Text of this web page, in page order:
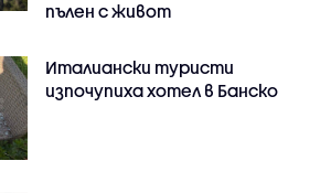
пълен с живот
Италиански туристи
изпочупиха хотел в Банско